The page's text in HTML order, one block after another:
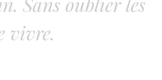
vivre.